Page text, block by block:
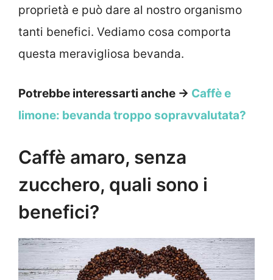
proprietà e può dare al nostro organismo
tanti benefici. Vediamo cosa comporta
questa meravigliosa bevanda.
Potrebbe interessarti anche → Caffè e
limone: bevanda troppo sopravvalutata?
Caffè amaro, senza
zucchero, quali sono i
benefici?